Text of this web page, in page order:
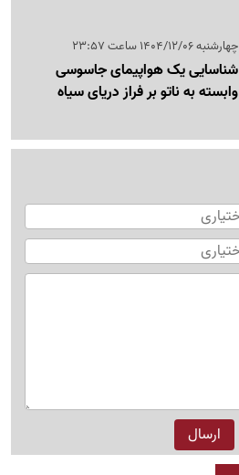
چهارشنبه 1404/12/06 ساعت 23:57
شناسایی یک هواپیمای جاسوسی
وابسته به ناتو بر فراز دریای سیاه